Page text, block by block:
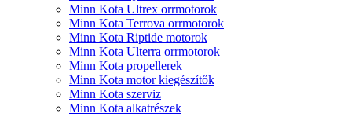
Minn Kota Ultrex orrmotorok
Minn Kota Terrova orrmotorok
Minn Kota Riptide motorok
Minn Kota Ulterra orrmotorok
Minn Kota propellerek
Minn Kota motor kiegészítők
Minn Kota szerviz
Minn Kota alkatrészek